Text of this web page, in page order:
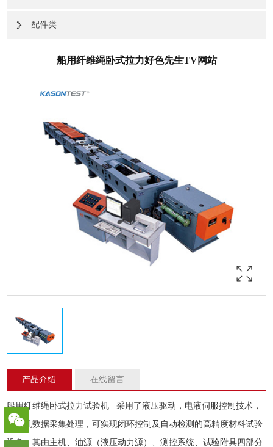
配件类
船用纤维绳卧式拉力好色先生TV网站
产品介绍 在线留言
船用纤维绳卧式拉力试验机 采用了液压驱动，电液伺服控制技术，
计算机数据采集处理，可实现闭环控制及自动检测的高精度材料试验
设备，其由主机、油源（液压动力源）、测控系统、试验附具四部分